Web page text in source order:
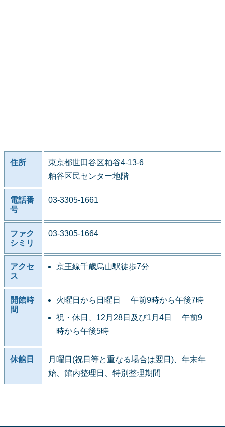
住所
東京都世田谷区粕谷4-13-6
粕谷区民センター地階
電話番
号
03-3305-1661
ファク
シミリ
03-3305-1664
アクセ
ス
京王線千歳烏山駅徒歩7分
開館時
間
火曜日から日曜日 午前9時から午後7時
祝・休日、12月28日及び1月4日 午前9
時から午後5時
休館日
月曜日(祝日等と重なる場合は翌日)、年末年
始、館内整理日、特別整理期間